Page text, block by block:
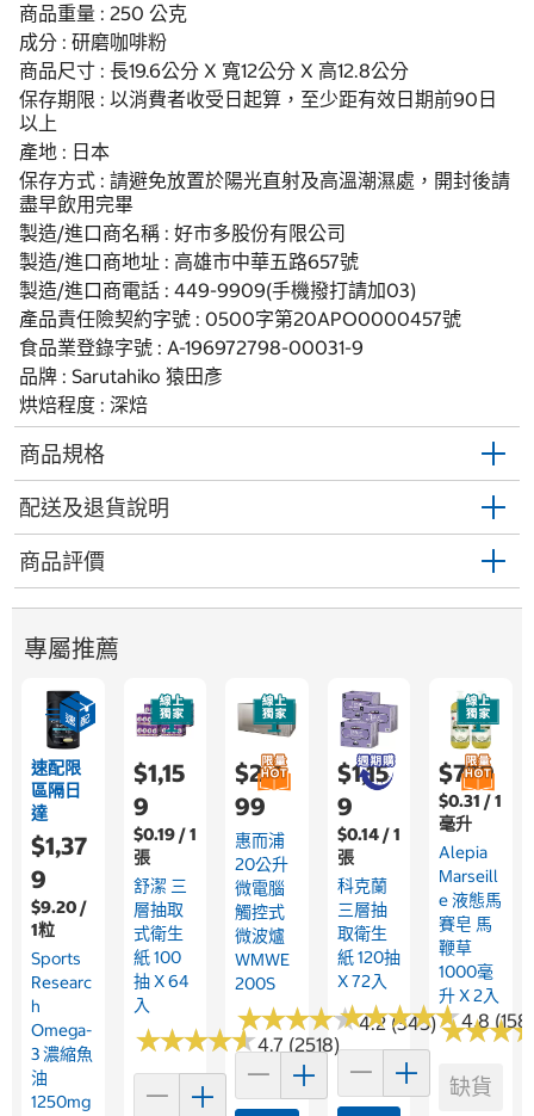
商品重量 : 250 公克
成分 : 研磨咖啡粉
商品尺寸 : 長19.6公分 X 寬12公分 X 高12.8公分
保存期限 : 以消費者收受日起算，至少距有效日期前90日
以上
產地 : 日本
保存方式 : 請避免放置於陽光直射及高溫潮濕處，開封後請
盡早飲用完畢
製造/進口商名稱 : 好市多股份有限公司
製造/進口商地址 : 高雄市中華五路657號
製造/進口商電話 : 449-9909(手機撥打請加03)
產品責任險契約字號 : 0500字第20APO0000457號
食品業登錄字號 : A-196972798-00031-9
品牌 : Sarutahiko 猿田彥
烘焙程度 : 深焙
商品規格
配送及退貨說明
商品評價
專屬推薦
速配限
區隔日
達
$1,37
9
$9.20 /
1粒
Sports
Researc
H
Omega-
3 濃縮魚
油
1250mg
$1,15
9
$0.19 / 1
張
舒潔 三
層抽取
式衛生
紙 100
抽 X 64
入
★★★★★
★★★★★4.7 (2518)
$2,4
99
惠而浦
20公升
微電腦
觸控式
微波爐
WMWE
200S
★★★★★
★★★★★4.2 (345)
$1,15
9
$0.14 / 1
張
科克蘭
三層抽
取衛生
紙 120抽
X 72入
★★★★★
★★★★★4.8
$779
$0.31 / 1
毫升
Alepia
Marseill
E 液態馬
賽皂 馬
鞭草
1000毫
升 X 2入
★★★
★★★
缺貨